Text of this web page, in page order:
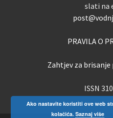
slati na
PRAVILA O
Zahtjev za brisanje
ISSN
Ako nastavite koristiti ove web
kolačića. Saznaj više